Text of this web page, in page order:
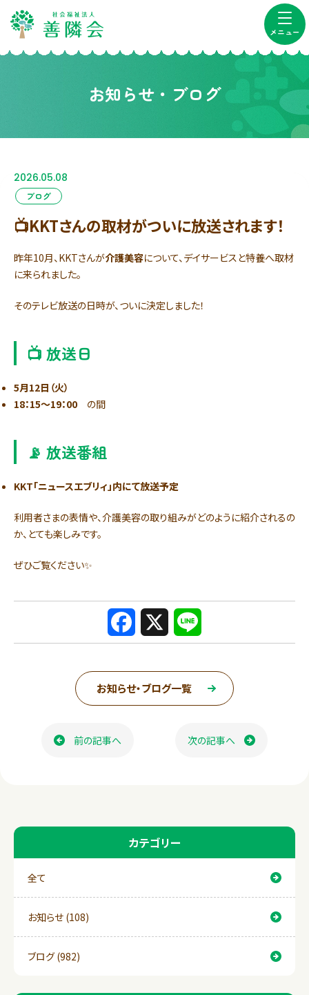
メニュー
お知らせ・ブログ
2026.05.08
ブログ
📺KKTさんの取材がついに放送されます！
昨年10月、KKTさんが介護美容について、デイサービスと特養へ取材
に来られました。
そのテレビ放送の日時が、ついに決定しました！
📺 放送日
5月12日（火）
18：15～19：00 の間
📡 放送番組
KKT「ニュースエブリィ」内にて放送予定
利用者さまの表情や、介護美容の取り組みがどのように紹介されるの
か、とても楽しみです。
ぜひご覧ください✨
F
c
e
b
L
n
e
お知らせ・ブログ一覧
前の記事へ 次の記事へ
カテゴリー
全て
お知らせ (108)
ブログ (982)